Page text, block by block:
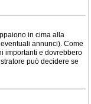
in cima alla
annunci). Come
importanti e dovrebbero
può decidere se